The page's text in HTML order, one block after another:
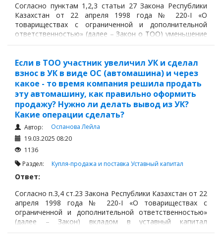
Согласно пунктам 1,2,3 статьи 27 Закона Республики
Казахстан от 22 апреля 1998 года № 220-I «О
товариществах с ограниченной и дополнительной
ответственностью» (далее – Закон о ТОО) уменьшение
уставного капитала товарищества с ограниченной
пропорционального уменьшения размера вкладов всех
участников товарищества либо путем полного или
частичного погашения долей отдельных участников.
Если в ТОО участник увеличил УК и сделал
взнос в УК в виде ОС (автомашина) и через
какое - то время компания решила продать
эту автомашину, как правильно оформить
продажу? Нужно ли делать вывод из УК?
Какие операции сделать?
Автор:
Оспанова Лейла
19.03.2025 08:20
1136
Раздел: Купля-продажа и поставка Уставный капитал
Ответ:
Согласно п.3,4 ст.23 Закона Республики Казахстан от 22
апреля 1998 года № 220-I «О товариществах с
ограниченной и дополнительной ответственностью»
(далее – Закон) вкладом в уставный капитал
товарищества с ограниченной ответственностью